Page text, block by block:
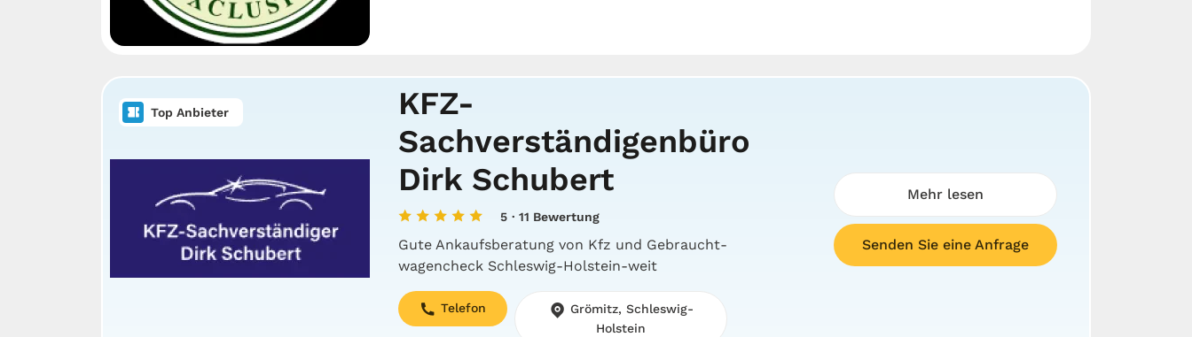
Top Anbieter
KFZ-
Sachverständigenbüro
Dirk Schubert
5 · 11 Bewertung
Gute Ankaufs­beratung von Kfz und Gebraucht­
wagencheck Schleswig-Holstein-weit
Telefon
Grömitz, Schleswig-
Holstein
Mehr lesen
Senden Sie eine Anfrage